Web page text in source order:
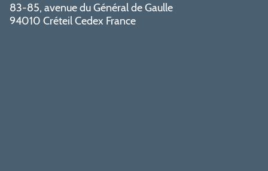
83-85, avenue du Général de Gaulle
94010 Créteil Cedex France